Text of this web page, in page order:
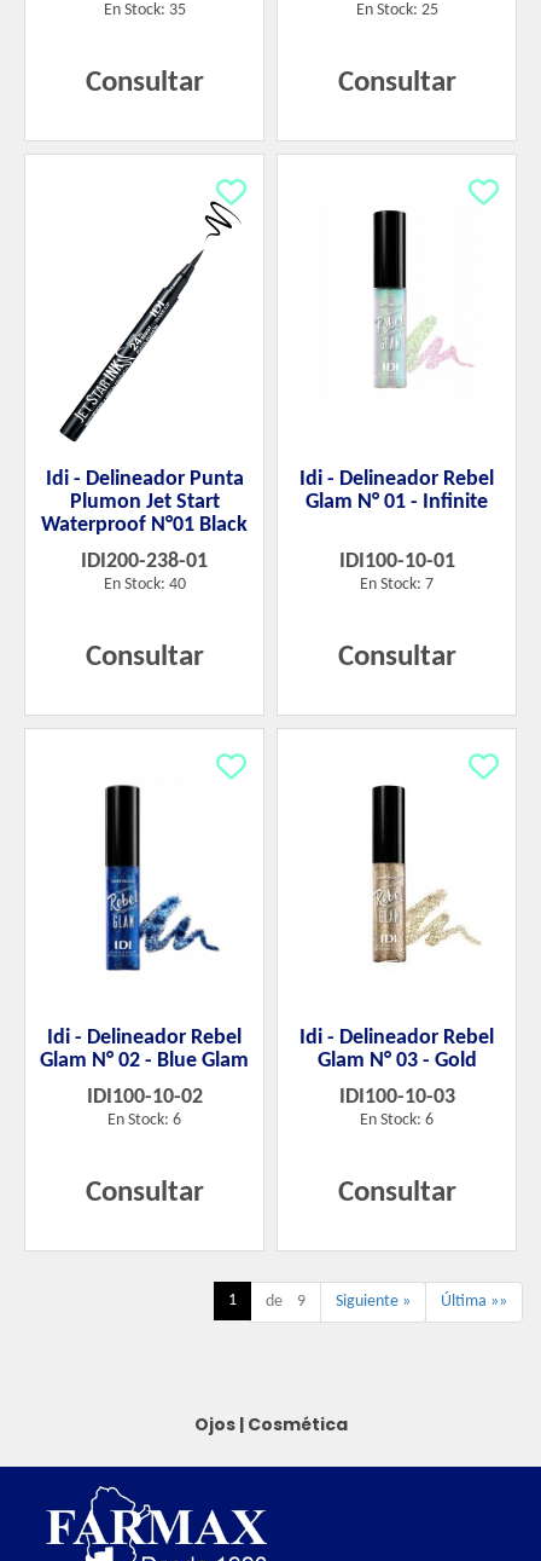
En Stock: 35
Consultar
En Stock: 25
Consultar
Idi - Delineador Punta
Plumon Jet Start
Waterproof N°01 Black
IDI200-238-01
En Stock: 40
Consultar
Idi - Delineador Rebel
Glam N° 01 - Infinite
IDI100-10-01
En Stock: 7
Consultar
Idi - Delineador Rebel
Glam N° 02 - Blue Glam
IDI100-10-02
En Stock: 6
Consultar
Idi - Delineador Rebel
Glam N° 03 - Gold
IDI100-10-03
En Stock: 6
Consultar
1 de 9 Siguiente » Última »»
Ojos| Cosmética